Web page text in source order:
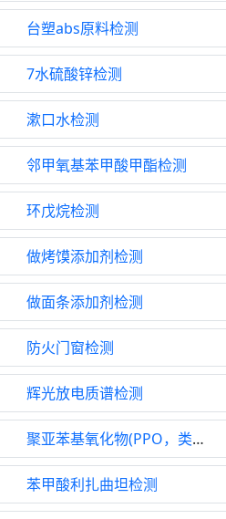
台塑abs原料检测
7水硫酸锌检测
漱口水检测
邻甲氧基苯甲酸甲酯检测
环戊烷检测
做烤馍添加剂检测
做面条添加剂检测
防火门窗检测
辉光放电质谱检测
聚亚苯基氧化物(PPO，类似表述)检测
苯甲酸利扎曲坦检测